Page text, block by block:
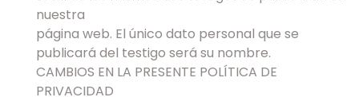
nuestra
página web. El único dato personal que se
publicará del testigo será su nombre.
CAMBIOS EN LA PRESENTE POLÍTICA DE
PRIVACIDAD